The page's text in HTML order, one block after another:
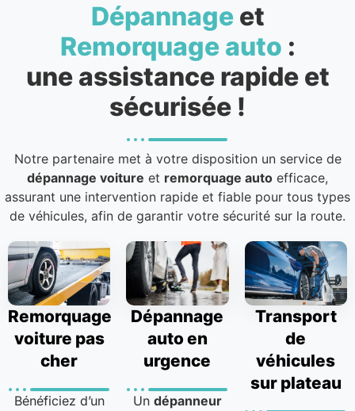
Dépannageet
Remorquage auto :
une assistance rapide et
sécurisée !
Notre partenaire met à votre disposition un service de
dépannage voiture et remorquage auto efficace,
assurant une intervention rapide et fiable pour tous types
de véhicules, afin de garantir votre sécurité sur la route.
Remorquage
voiture pas
cher
Bénéficiez d’un
Dépannage
auto en
urgence
Un dépanneur
Transport
de
véhicules
sur plateau